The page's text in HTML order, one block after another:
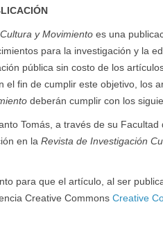
y Movimiento es una
para la investigación y la
pública sin costo de los
el fin de cumplir este objetivo, los
deberán cumplir con los
Tomás, a través de su
en laRevista de Investigación
para que el artículo, al ser
Creative CommonsCreative